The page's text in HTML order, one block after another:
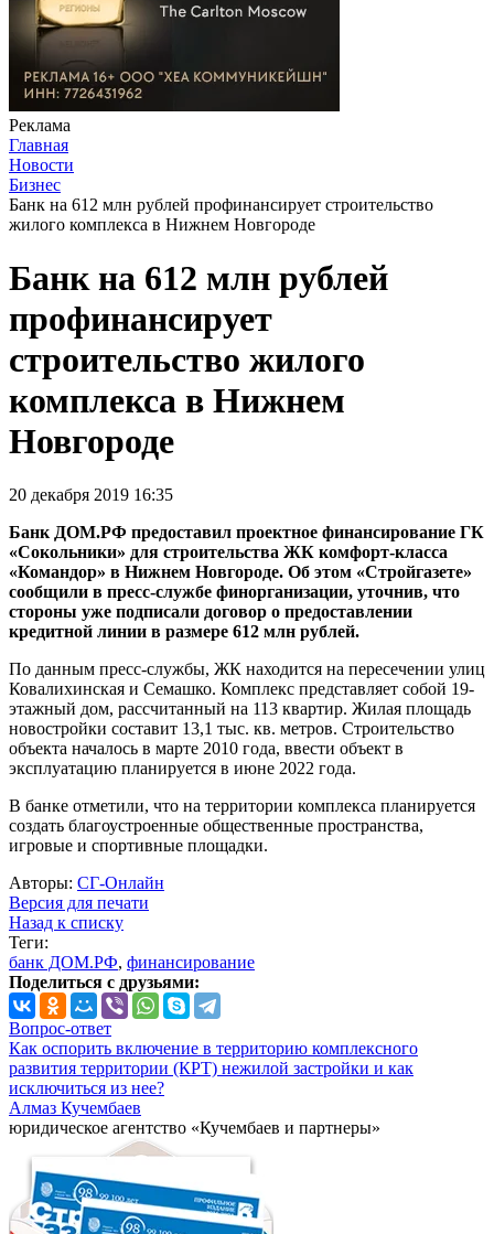
Реклама
Главная
Новости
Бизнес
Банк на 612 млн рублей профинансирует строительство
жилого комплекса в Нижнем Новгороде
Банк на 612 млн рублей
профинансирует
строительство жилого
комплекса в Нижнем
Новгороде
20 декабря 2019 16:35
Банк ДОМ.РФ предоставил проектное финансирование ГК
«Сокольники» для строительства ЖК комфорт-класса
«Командор» в Нижнем Новгороде. Об этом «Стройгазете»
сообщили в пресс-службе финорганизации, уточнив, что
стороны уже подписали договор о предоставлении
кредитной линии в размере 612 млн рублей.
По данным пресс-службы, ЖК находится на пересечении улиц
Ковалихинская и Семашко. Комплекс представляет собой 19-
этажный дом, рассчитанный на 113 квартир. Жилая площадь
новостройки составит 13,1 тыс. кв. метров. Строительство
объекта началось в марте 2010 года, ввести объект в
эксплуатацию планируется в июне 2022 года.
В банке отметили, что на территории комплекса планируется
создать благоустроенные общественные пространства,
игровые и спортивные площадки.
Авторы: СГ-Онлайн
Версия для печати
Назад к списку
Теги:
банк ДОМ.РФ, финансирование
Поделиться с друзьями:
Вопрос-ответ
Как оспорить включение в территорию комплексного
развития территории (КРТ) нежилой застройки и как
исключиться из нее?
Алмаз Кучембаев
юридическое агентство «Кучембаев и партнеры»